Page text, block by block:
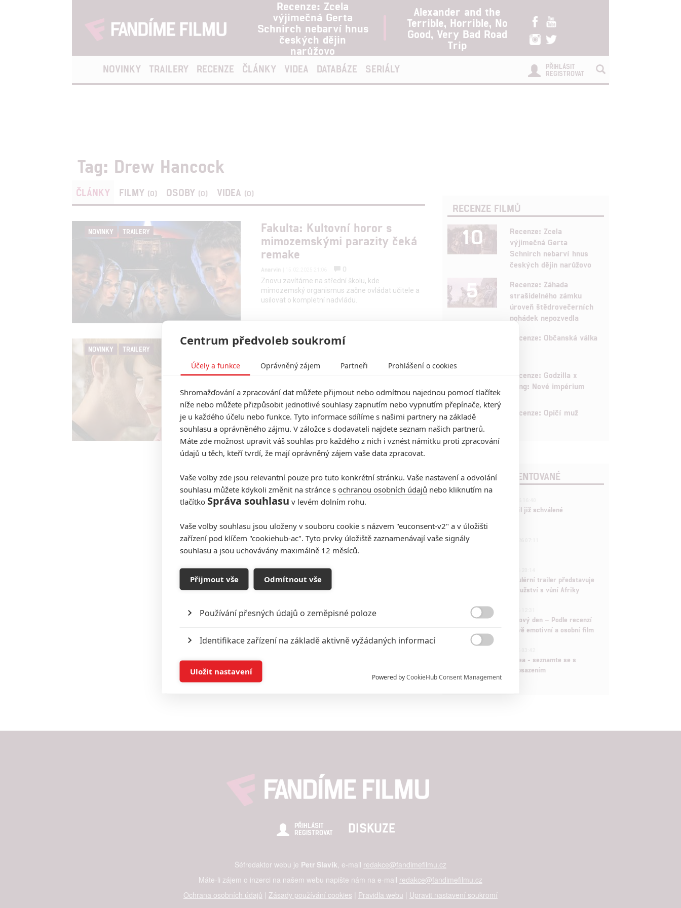
Recenze: Zcela
výjimečná Gerta
Schnirch nebarví hnus
českých dějin
narůžovo
Alexander and the
Terrible, Horrible, No
Good, Very Bad Road
Trip
NOVINKY TRAILERY RECENZE ČLÁNKY VIDEA DATABÁZE SERIÁLY
PŘIHLÁSIT
REGISTROVAT
Tag: Drew Hancock
ČLÁNKY FILMY (0) OSOBY (0) VIDEA (0)
NOVINKY TRAILERY
Fakulta: Kultovní horor s
mimozemskými parazity čeká
remake
Anarvin
0
Znovu zavítáme na střední školu, kde
mimozemský organismus začne ovládat učitele a
usilovat o kompletní nadvládu.
NOVINKY TRAILERY
Společník: Robotická erotická
Pusťte si trailer.
RECENZE FILMŮ
10
Recenze: Zcela
výjimečná Gerta
Schnirch nebarví hnus
českých dějin narůžovo
5
Recenze: Záhada
strašidelného zámku
úroveň štědrovečerních
pohádek nepozvedla
Recenze: Občanská válka
Recenze: Godzilla x
Kong: Nové impérium
8 Recenze: Opičí muž
POSLEDNÍ KOMENTOVANÉ
Marvel nečekaně zrušil již schválené
433
Děti krve a kostí: Regulérní trailer představuje
akční fantasy dobrodružství s vůní Afriky
ČLÁNEK | 30.07.2026 12:31
Spider-Man: Zbrusu nový den – Podle recenzí
máme čekat překvapivě emotivní a osobní film
Velké preview: Odyssea - seznamte se s
maximálně nabitým obsazením
PŘIHLÁSIT
REGISTROVAT
DISKUZE
Šéfredaktor webu je Petr Slavík , e-mail redakce@fandimefilmu.cz
Máte-li zájem o inzerci na našem webu napište nám na e-mail redakce@fandimefilmu.cz
Ochrana osobních údajů | Zásady používání cookies | Pravidla webu | Upravit nastavení soukromí
Centrum předvoleb soukromí
Účely a funkce Oprávněný zájem Partneři Prohlášení o cookies
Shromažďování a zpracování dat můžete přijmout nebo odmítnou najednou pomocí tlačítek
níže nebo můžete přizpůsobit jednotlivé souhlasy zapnutím nebo vypnutím přepínače, který
je u každého účelu nebo funkce. Tyto informace sdílíme s našimi partnery na základě
souhlasu a oprávněného zájmu. V záložce s dodavateli najdete seznam našich partnerů.
Máte zde možnost upravit váš souhlas pro každého z nich i vznést námitku proti zpracování
údajů u těch, kteří tvrdí, že mají oprávněný zájem vaše data zpracovat.
Vaše volby zde jsou relevantní pouze pro tuto konkrétní stránku. Vaše nastavení a odvolání
souhlasu můžete kdykoli změnit na stránce s ochranou osobních údajů nebo kliknutím na
tlačítko Správa souhlasu v levém dolním rohu.
Vaše volby souhlasu jsou uloženy v souboru cookie s názvem "euconsent-v2" a v úložišti
zařízení pod klíčem "cookiehub-ac". Tyto prvky úložiště zaznamenávají vaše signály
souhlasu a jsou uchovávány maximálně 12 měsíců.
Přijmout vše Odmítnout vše
Používání přesných údajů o zeměpisné poloze
Identifikace zařízení na základě aktivně vyžádaných informací
Ukládání a/nebo přístup k informacím v zařízení

služeb

možnost: Zajištění bezpečnosti, předcházení a zjišťování podvodů a odstraňování chyb,
Poskytování a zobrazování reklamy a obsahu
Powered byCookieHub Consent Management
Uložit nastavení